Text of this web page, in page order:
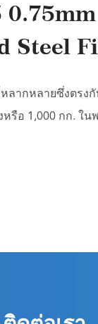
Steel
ลากหลายซึ่งตรง
อ 1,000 กก. ใน